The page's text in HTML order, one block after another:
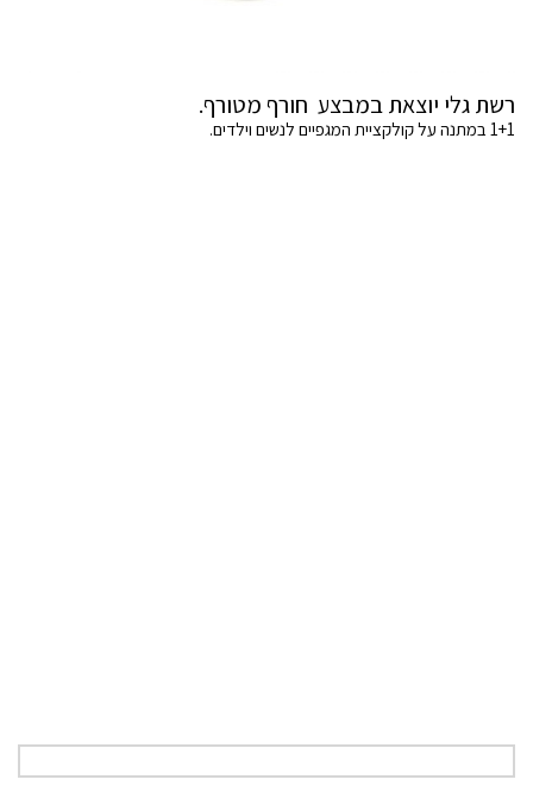
רשת גלי יוצאת במבצע חורף מטורף.
1+1 במתנה על קולקציית המגפיים לנשים וילדים.